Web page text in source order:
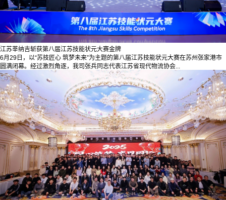
江苏莘纳吉斩获第八届江苏技能状元大赛金牌
6月29日，以“苏技匠心 筑梦未来”为主题的第八届江苏技能状元大赛在苏州张家港市
圆满闭幕。经过激烈角逐，我司张兵同志代表江苏省现代物流协会...